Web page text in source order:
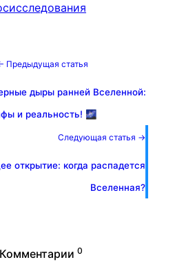
исследования
Предыдущая статья
дыры ранней Вселенной:
и реальность! 🌌
Следующая статья →
открытие: когда распадется
Вселенная?
Комментарии 0